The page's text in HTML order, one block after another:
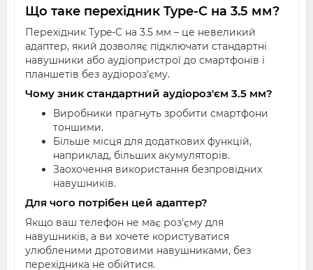
Що таке перехідник Type-C на 3.5 мм?
Перехідник Type-C на 3.5 мм – це невеликий
адаптер, який дозволяє підключати стандартні
навушники або аудіопристрої до смартфонів і
планшетів без аудіороз'єму.
Чому зник стандартний аудіороз'єм 3.5 мм?
Виробники прагнуть зробити смартфони
тоншими.
Більше місця для додаткових функцій,
наприклад, більших акумуляторів.
Заохочення використання безпровідних
навушників.
Для чого потрібен цей адаптер?
Якщо ваш телефон не має роз'єму для
навушників, а ви хочете користуватися
улюбленими дротовими навушниками, без
перехідника не обійтися.